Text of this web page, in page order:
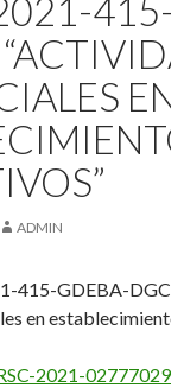
ADMIN
415-GDEBA-
en
2021-